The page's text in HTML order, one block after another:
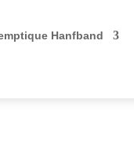
Hanfband